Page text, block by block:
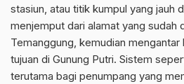
stasiun, atau titik kumpul yang jauh
menjemput dari alamat yang sudah
Temanggung, kemudian mengantar
tujuan di Gunung Putri. Sistem
terutama bagi penumpang yang